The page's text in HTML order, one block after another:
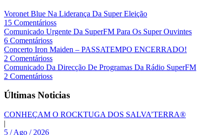
Voronet Blue Na Liderança Da Super Eleição
15 Comentárioss
Comunicado Urgente Da SuperFM Para Os Super Ouvintes
6 Comentárioss
Concerto Iron Maiden – PASSATEMPO ENCERRADO!
2 Comentárioss
Comunicado Da Direcção De Programas Da Rádio SuperFM
2 Comentárioss
Últimas Noticias
CONHEÇAM O ROCKTUGA DOS SALVA’TERRA®
|
5 / Ago / 2026